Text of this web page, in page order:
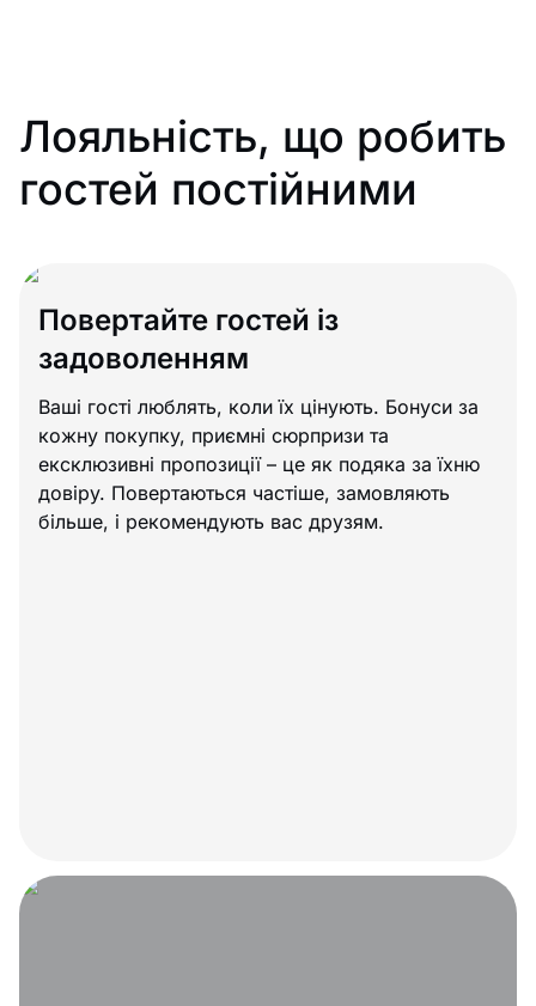
Лояльність, що робить
гостей постійними
Повертайте гостей із
задоволенням
Ваші гості люблять, коли їх цінують. Бонуси за
кожну покупку, приємні сюрпризи та
ексклюзивні пропозиції – це як подяка за їхню
довіру. Повертаються частіше, замовляють
більше, і рекомендують вас друзям.